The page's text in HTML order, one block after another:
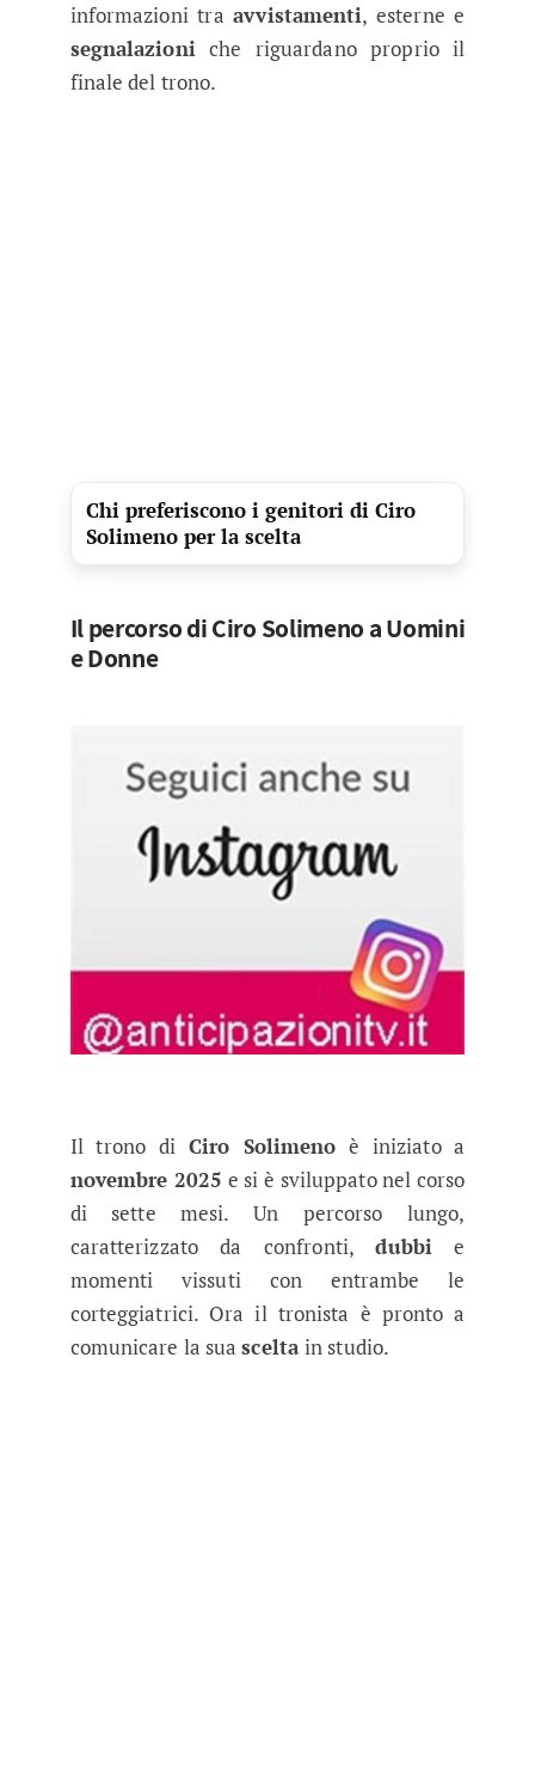
informazioni traavvistamenti, esterne e
segnalazioniche riguardano proprio il
finale del trono.
Chi preferiscono i genitori di Ciro
Solimeno per la scelta
Il percorso di Ciro Solimeno a Uomini
e Donne
Il trono di Ciro Solimeno è iniziato a
novembre 2025 e si è sviluppato nel corso
di sette mesi. Un percorso lungo,
caratterizzato da confronti,dubbie
momenti vissuti con entrambe le
corteggiatrici. Ora il tronista è pronto a
comunicare la suasceltain studio.